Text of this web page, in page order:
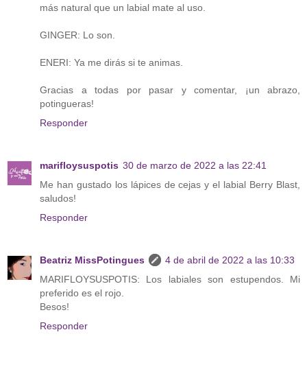
más natural que un labial mate al uso.
GINGER: Lo son.
ENERI: Ya me dirás si te animas.
Gracias a todas por pasar y comentar, ¡un abrazo,
potingueras!
Responder
marifloysuspotis 30 de marzo de 2022 a las 22:41
Me han gustado los lápices de cejas y el labial Berry Blast,
saludos!
Responder
Beatriz MissPotingues
4 de abril de 2022 a las 10:33
MARIFLOYSUSPOTIS: Los labiales son estupendos. Mi
preferido es el rojo.
Besos!
Responder